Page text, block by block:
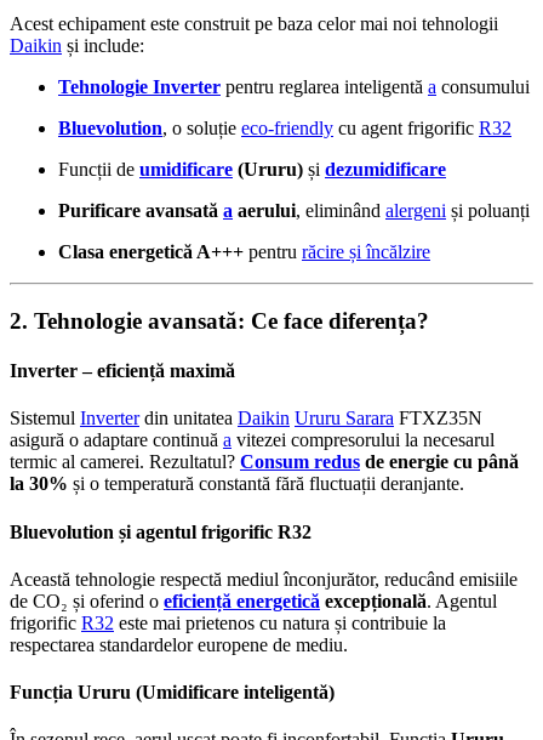
Acest echipament este construit pe baza celor mai noi tehnologii
Daikin și include:
Tehnologie Inverter pentru reglarea inteligentă a consumului
Bluevolution, o soluție eco-friendly cu agent frigorific R32
Funcții de umidificare (Ururu) și dezumidificare
Purificare avansată a aerului, eliminând alergeni și poluanți
Clasa energetică A+++ pentru răcire și încălzire
2. Tehnologie avansată: Ce face diferența?
Inverter – eficiență maximă
Sistemul Inverterdin unitatea Daikin Ururu Sarara FTXZ35N
asigură o adaptare continuă a vitezei compresorului la necesarul
termic al camerei. Rezultatul? Consum redus de energie cu până
la 30% și o temperatură constantă fără fluctuații deranjante.
Bluevolution și agentul frigorific R32
Această tehnologie respectă mediul înconjurător, reducând emisiile
de CO₂ și oferind o eficiență energetică excepțională. Agentul
frigorific R32 este mai prietenos cu natura și contribuie la
respectarea standardelor europene de mediu.
Funcția Ururu (Umidificare inteligentă)